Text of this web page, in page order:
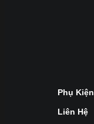
Phụ Kiện
Liên Hệ